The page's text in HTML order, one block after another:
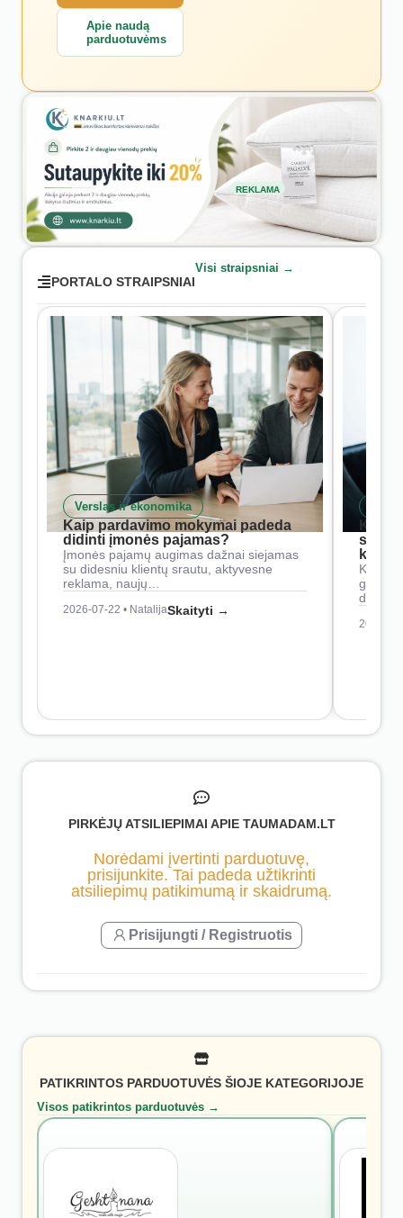
Apie naudą
parduotuvėms
REKLAMA
PORTALO STRAIPSNIAI
Visi straipsniai →
Verslas ir ekonomika
Kaip pardavimo mokymai padeda
didinti įmonės pajamas?
Įmonės pajamų augimas dažnai siejamas
su didesniu klientų srautu, aktyvesne
reklama, naujų…
2026-07-22 • NatalijaSkaityti →
Kaip
2026-
PIRKĖJŲ ATSILIEPIMAI APIE TAUMADAM.LT
Norėdami įvertinti parduotuvę,
prisijunkite. Tai padeda užtikrinti
atsiliepimų patikimumą ir skaidrumą.
Prisijungti / Registruotis
PATIKRINTOS PARDUOTUVĖS ŠIOJE KATEGORIJOJE
Visos patikrintos parduotuvės →